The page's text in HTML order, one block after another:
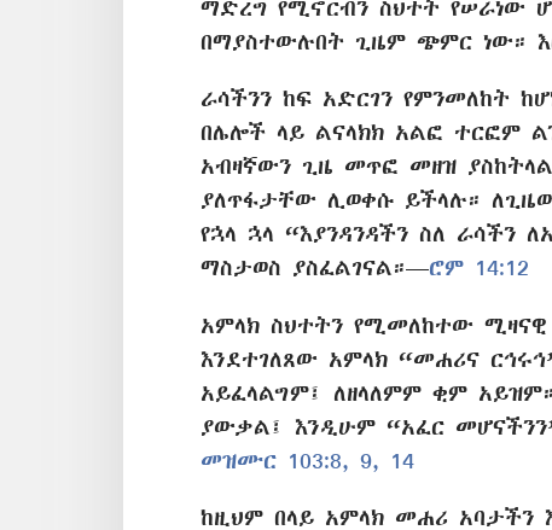
ማድረግ የሚኖርብን ስህተት የሠራነው
በማያስተውሉበት ጊዜም ጭምር ነው።
ራሳችንን ከፍ አድርገን የምንመለከት
በሌሎች ላይ ልናላክክ አልፎ ተርፎም
አብዛኛውን ጊዜ መጥፎ መዘዝ
ያለጥፋታቸው ሊወቀሱ ይችላሉ።
የኋላ ኋላ “እያንዳንዳችን ስለ ራሳችን
ማስታወስ ያስፈልገናል።—ሮም 14:12
አምላክ ስህተትን የሚመለከተው
እንደተገለጸው አምላክ “መሐሪና
አይፈላልግም፤ ለዘላለምም ቂም
ያውቃል፤ እንዲሁም “አፈር
መዝሙር 103:8, 9,
14
ከዚህም በላይ አምላክ መሐሪ አባታችን